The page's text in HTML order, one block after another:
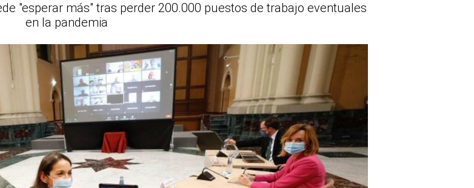
"esperar más" tras perder 200.000 puestos de trabajo eventuales
en la pandemia